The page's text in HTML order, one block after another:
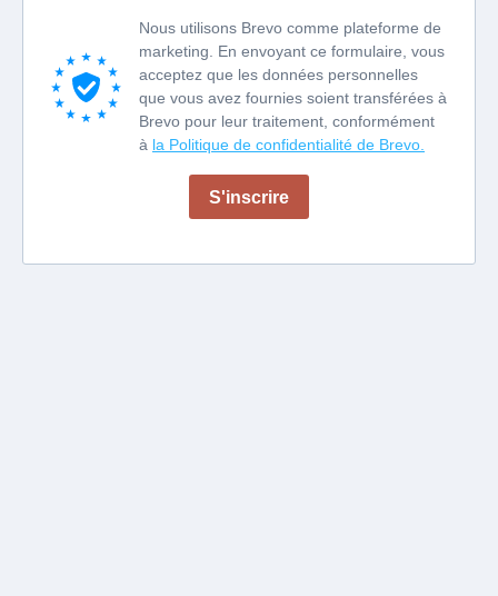
Nous utilisons Brevo comme plateforme de
marketing. En envoyant ce formulaire, vous
acceptez que les données personnelles
que vous avez fournies soient transférées à
Brevo pour leur traitement, conformément
à la Politique de confidentialité de Brevo.
S'inscrire